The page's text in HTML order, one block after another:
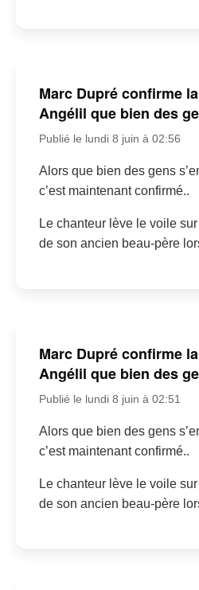
Marc Dupré confirme
Angélil que bien des
Publié le lundi 8 juin à 02:56
Alors que bien des gens
c’est maintenant confirmé..
Le chanteur lève le voile
de son ancien beau-père
Marc Dupré confirme
Angélil que bien des
Publié le lundi 8 juin à 02:51
Alors que bien des gens
c’est maintenant confirmé..
Le chanteur lève le voile
de son ancien beau-père